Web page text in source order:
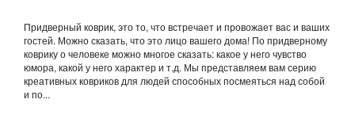
Придверный коврик, это то, что встречает и провожает вас и ваших
гостей. Можно сказать, что это лицо вашего дома! По придверному
коврику о человеке можно многое сказать: какое у него чувство
юмора, какой у него характер и т.д. Мы представляем вам серию
креативных ковриков для людей способных посмеяться над собой
и по...